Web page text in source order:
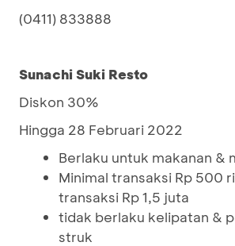
(0411) 833888
Sunachi Suki Resto
Diskon 30%
Hingga 28 Februari 2022
Berlaku untuk makanan &
Minimal transaksi Rp 500
transaksi Rp 1,5 juta
tidak berlaku kelipatan &
struk